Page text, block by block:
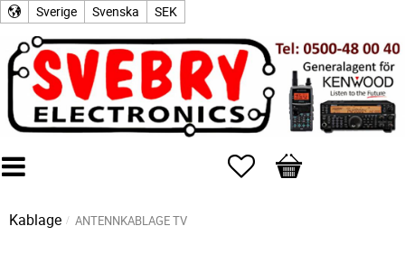
Sverige Svenska SEK
Favoriter
Kundvagn
Kablage ANTENNKABLAGE TV